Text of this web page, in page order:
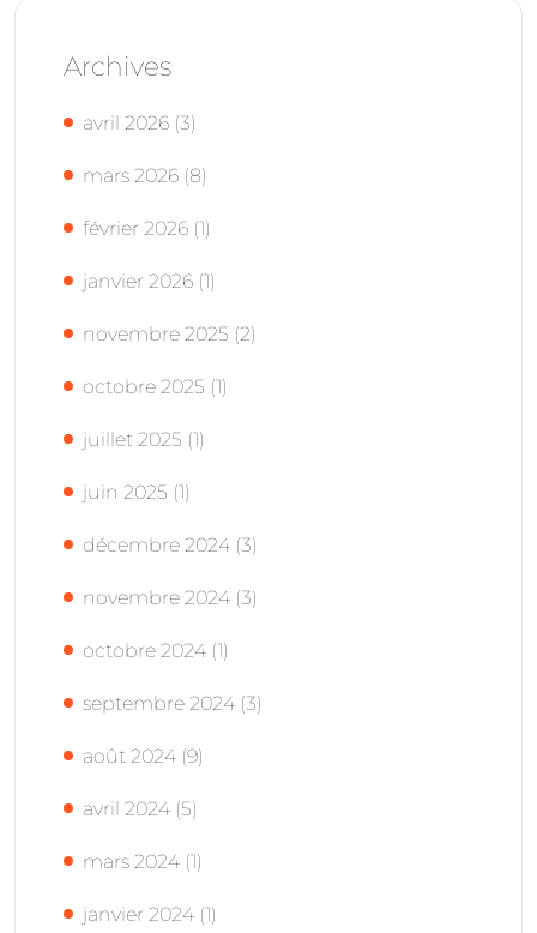
Archives
avril 2026 (3)
mars 2026 (8)
février 2026 (1)
janvier 2026 (1)
novembre 2025 (2)
octobre 2025 (1)
juillet 2025 (1)
juin 2025 (1)
décembre 2024 (3)
novembre 2024 (3)
octobre 2024 (1)
septembre 2024 (3)
août 2024 (9)
avril 2024 (5)
mars 2024 (1)
janvier 2024 (1)